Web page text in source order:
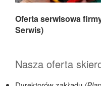
Oferta serwisowa
Serwis)
Nasza oferta